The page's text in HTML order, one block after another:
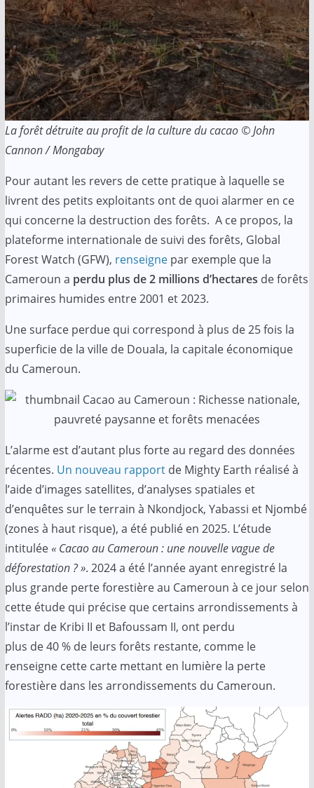
La forêt détruite au profit de la culture du cacao © John
Cannon / Mongabay
Pour autant les revers de cette pratique à laquelle se
livrent des petits exploitants ont de quoi alarmer en ce
qui concerne la destruction des forêts. A ce propos, la
plateforme internationale de suivi des forêts, Global
Forest Watch (GFW), renseignepar exemple que la
Cameroun a perdu plus de 2 millions d’hectares de forêts
primaires humides entre 2001 et 2023.
Une surface perdue qui correspond à plus de 25 fois la
superficie de la ville de Douala, la capitale économique
du Cameroun.
L’alarme est d’autant plus forte au regard des données
récentes. Un nouveau rapport de Mighty Earth réalisé à
l’aide d’images satellites, d’analyses spatiales et
d’enquêtes sur le terrain à Nkondjock, Yabassi et Njombé
(zones à haut risque), a été publié en 2025. L’étude
intitulée« Cacao au Cameroun : une nouvelle vague de
déforestation ? ». 2024 a été l’année ayant enregistré la
plus grande perte forestière au Cameroun à ce jour selon
cette étude qui précise que certains arrondissements à
l’instar de Kribi II et Bafoussam II, ont perdu
plus de 40 % de leurs forêts restante, comme le
renseigne cette carte mettant en lumière la perte
forestière dans les arrondissements du Cameroun.